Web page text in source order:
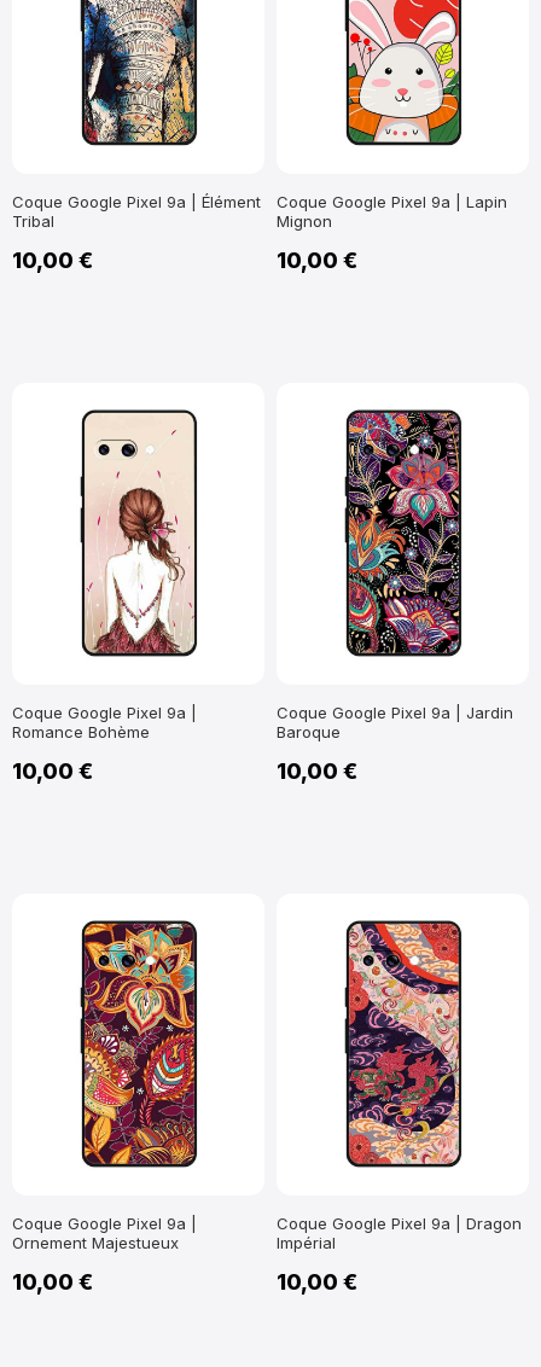
Coque Google Pixel 9a | Élément
Tribal
10,00 €
Coque Google Pixel 9a | Lapin
Mignon
10,00 €
Coque Google Pixel 9a |
Romance Bohème
10,00 €
Coque Google Pixel 9a | Jardin
Baroque
10,00 €
Coque Google Pixel 9a |
Ornement Majestueux
10,00 €
Coque Google Pixel 9a | Dragon
Impérial
10,00 €